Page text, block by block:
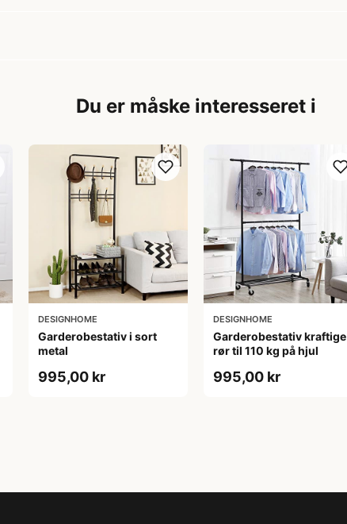
Du er måske interesseret i
DESIGNHOME
Garderobestativ i sort
metal
995,00 kr
DESIGNHOME
Garderobestativ kraftige
rør til 110 kg på hjul
995,00 kr